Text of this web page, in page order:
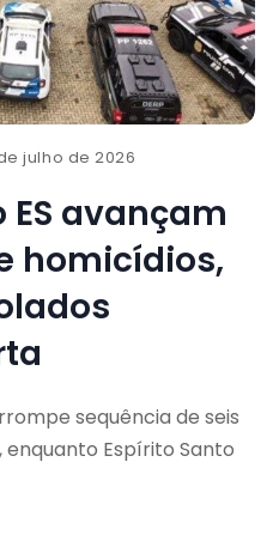
julho de 2026
avançam
homicídios,
sequência de seis
enquanto Espírito Santo